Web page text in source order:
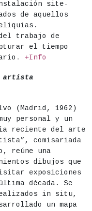
site-
de aquellos
trabajo de
el tiempo
+Info
artista
(Madrid, 1962)
personal y un
reciente del arte
comisariada
reúne una
dibujos que
exposiciones
década. Se
in situ,
un mapa